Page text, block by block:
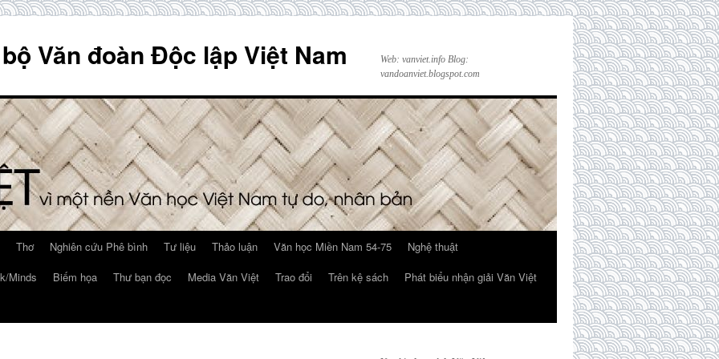
Văn đoàn Độc lập Việt Nam
Web: vanviet.info Blog:
vandoanviet.blogspot.com
Thơ Nghiên cứu Phê bình Tư liệu Thảo luận Văn học Miền Nam 54-75
Nghệ thuật
Minds Biếm họa Thư bạn đọc Media Văn Việt Trao đổi Trên kệ sách
Phát biểu nhận giải Văn Việt